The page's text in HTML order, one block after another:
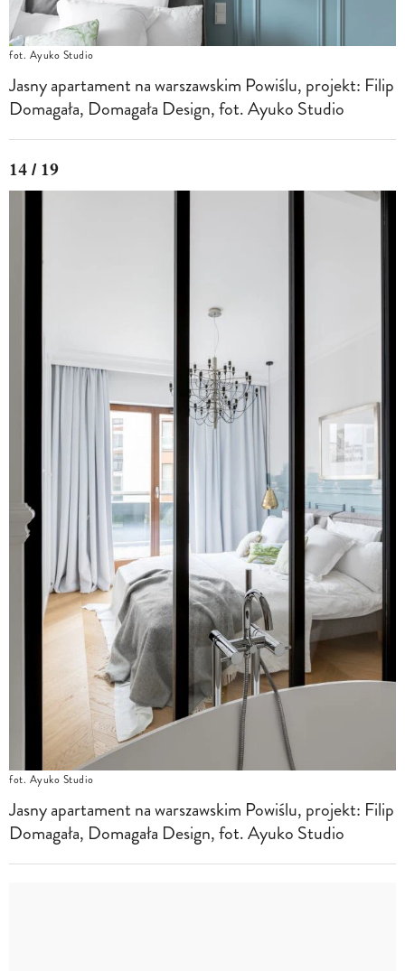
fot. Ayuko Studio
Jasny apartament na warszawskim Powiślu, projekt: Filip
Domagała, Domagała Design, fot. Ayuko Studio
14 / 19
fot. Ayuko Studio
Jasny apartament na warszawskim Powiślu, projekt: Filip
Domagała, Domagała Design, fot. Ayuko Studio